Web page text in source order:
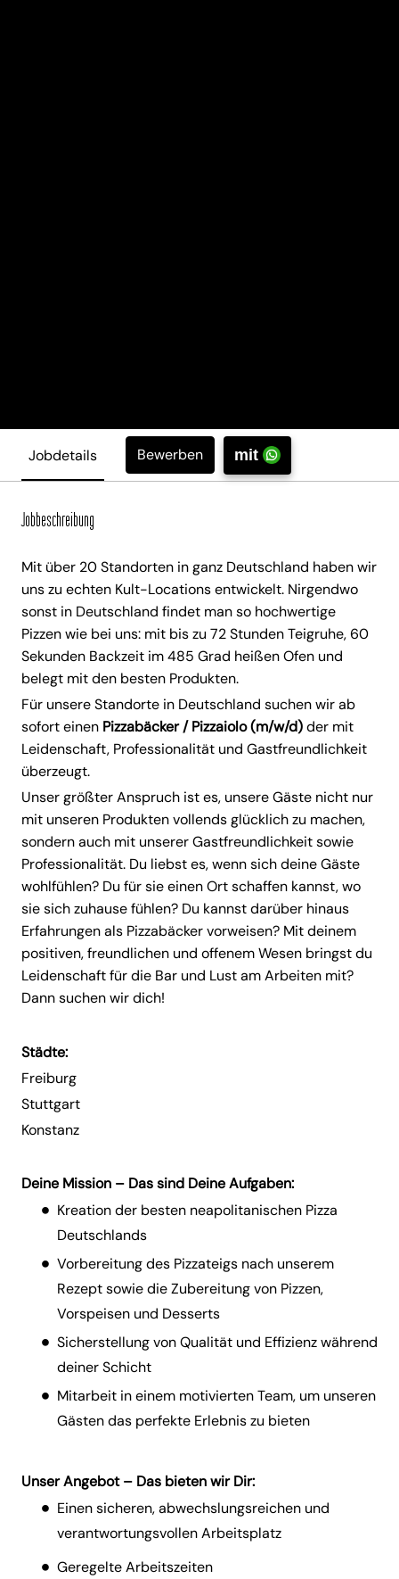
Jobdetails Bewerben mit
Jobbeschreibung
Mit über 20 Standorten in ganz Deutschland haben wir
uns zu echten Kult-Locations entwickelt. Nirgendwo
sonst in Deutschland findet man so hochwertige
Pizzen wie bei uns: mit bis zu 72 Stunden Teigruhe, 60
Sekunden Backzeit im 485 Grad heißen Ofen und
belegt mit den besten Produkten.
Für unsere Standorte in Deutschland suchen wir ab
sofort einen Pizzabäcker / Pizzaiolo (m/w/d)der mit
Leidenschaft, Professionalität und Gastfreundlichkeit
überzeugt.
Unser größter Anspruch ist es, unsere Gäste nicht nur
mit unseren Produkten vollends glücklich zu machen,
sondern auch mit unserer Gastfreundlichkeit sowie
Professionalität. Du liebst es, wenn sich deine Gäste
wohlfühlen? Du für sie einen Ort schaffen kannst, wo
sie sich zuhause fühlen? Du kannst darüber hinaus
Erfahrungen als Pizzabäcker vorweisen? Mit deinem
positiven, freundlichen und offenem Wesen bringst du
Leidenschaft für die Bar und Lust am Arbeiten mit?
Dann suchen wir dich!
Städte:
Freiburg
Stuttgart
Konstanz
Deine Mission – Das sind Deine Aufgaben:
Kreation der besten neapolitanischen Pizza
Deutschlands
Vorbereitung des Pizzateigs nach unserem
Rezept sowie die Zubereitung von Pizzen,
Vorspeisen und Desserts
Sicherstellung von Qualität und Effizienz während
deiner Schicht
Mitarbeit in einem motivierten Team, um unseren
Gästen das perfekte Erlebnis zu bieten
Unser Angebot – Das bieten wir Dir:
Einen sicheren, abwechslungsreichen und
verantwortungsvollen Arbeitsplatz
Geregelte Arbeitszeiten